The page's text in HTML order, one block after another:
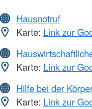
Hausnotruf
Karte: Link zur
Karte: Link zur
Hilfe bei der
Karte: Link zur